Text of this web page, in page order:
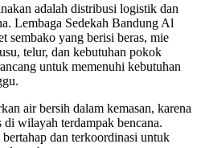
adalah distribusi logistik dan
Lembaga Sedekah Bandung Al
sembako yang berisi beras, mie
telur, dan kebutuhan pokok
untuk memenuhi kebutuhan
air bersih dalam kemasan, karena
di wilayah terdampak bencana.
dan terkoordinasi untuk